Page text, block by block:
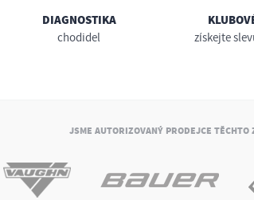
DIAGNOSTIKA
chodidel získejte
JSME AUTORIZOVANÝ PRODEJCE TĚCHTO